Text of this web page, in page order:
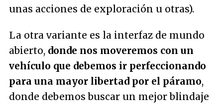
unas acciones de exploración u otras).
La otra variante es la interfaz de mundo
abierto, donde nos moveremos con un
vehículo que debemos ir perfeccionando
para una mayor libertad por el páramo,
donde debemos buscar un mejor blindaje